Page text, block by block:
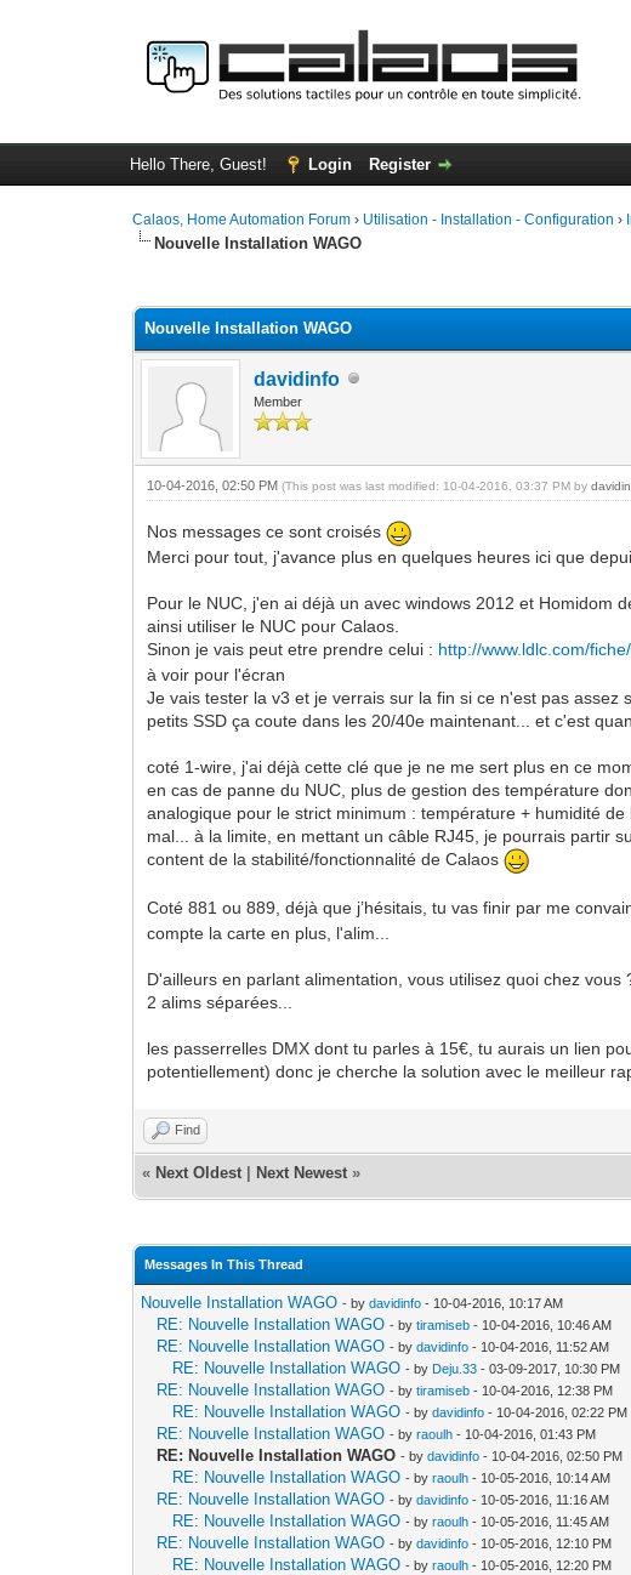
Hello There, Guest! Login Register
Calaos, Home Automation Forum › Utilisation - Installation - Configuration ›
Nouvelle Installation WAGO
Nouvelle Installation WAGO
davidinfo
Member
10-04-2016, 02:50 PM(This post was last modified: 10-04-2016, 03:37 PM by
Nos messages ce sont croisés
Merci pour tout, j'avance plus en quelques heures ici que
Pour le NUC, j'en ai déjà un avec windows 2012 et Homidom
ainsi utiliser le NUC pour Calaos.
Sinon je vais peut etre prendre celui : http://www.ldlc.com/
à voir pour l'écran
Je vais tester la v3 et je verrais sur la fin si ce n'est pas
petits SSD ça coute dans les 20/40e maintenant... et c'est
coté 1-wire, j'ai déjà cette clé que je ne me sert plus en ce
en cas de panne du NUC, plus de gestion des température
analogique pour le strict minimum : température + humidité
mal... à la limite, en mettant un câble RJ45, je pourrais partir
content de la stabilité/fonctionnalité de Calaos
Coté 881 ou 889, déjà que j’hésitais, tu vas finir par me
compte la carte en plus, l'alim...
D'ailleurs en parlant alimentation, vous utilisez quoi chez
2 alims séparées...
les passerrelles DMX dont tu parles à 15€, tu aurais un lien
potentiellement) donc je cherche la solution avec le meilleur
Find
« Next Oldest Next Newest »
Messages In This Thread
Nouvelle Installation WAGO - bydavidinfo - 10-04-2016, 10:17 AM
RE: Nouvelle Installation WAGO - bytiramiseb - 10-04-2016, 10:46 AM
RE: Nouvelle Installation WAGO - bydavidinfo - 10-04-2016, 11:52 AM
RE: Nouvelle Installation WAGO - by Deju.33 - 03-09-2017, 10:30 PM
RE: Nouvelle Installation WAGO - bytiramiseb - 10-04-2016, 12:38 PM
RE: Nouvelle Installation WAGO - bydavidinfo - 10-04-2016, 02:22 PM
RE: Nouvelle Installation WAGO - byraoulh - 10-04-2016, 01:43 PM
RE: Nouvelle Installation WAGO - bydavidinfo - 10-04-2016, 02:50 PM
RE: Nouvelle Installation WAGO - byraoulh - 10-05-2016, 10:14 AM
RE: Nouvelle Installation WAGO - bydavidinfo - 10-05-2016, 11:16 AM
RE: Nouvelle Installation WAGO - byraoulh - 10-05-2016, 11:45 AM
RE: Nouvelle Installation WAGO - bydavidinfo - 10-05-2016, 12:10 PM
RE: Nouvelle Installation WAGO - byraoulh - 10-05-2016, 12:20 PM